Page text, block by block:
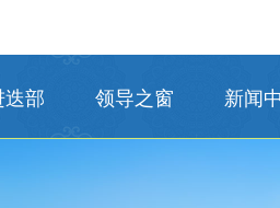
迭部 领导之窗 新闻